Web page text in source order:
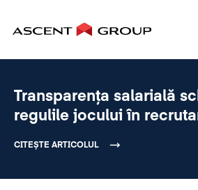
Transparența salarială
regulile jocului în
CITEȘTE ARTICOLUL